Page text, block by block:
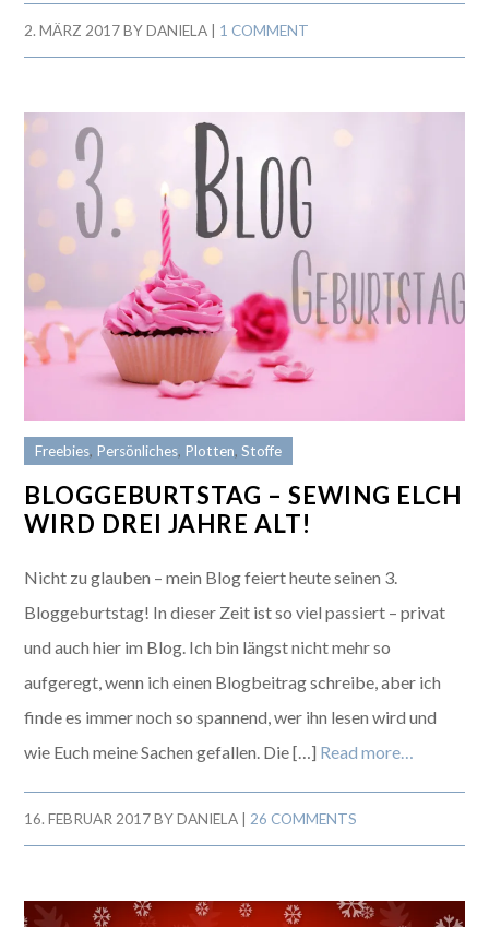
2. MÄRZ 2017BYDANIELA 1 COMMENT
Freebies, Persönliches, Plotten,Stoffe
BLOGGEBURTSTAG – SEWING ELCH
WIRD DREI JAHRE ALT!
Nicht zu glauben – mein Blog feiert heute seinen 3.
Bloggeburtstag! In dieser Zeit ist so viel passiert – privat
und auch hier im Blog. Ich bin längst nicht mehr so
aufgeregt, wenn ich einen Blogbeitrag schreibe, aber ich
finde es immer noch so spannend, wer ihn lesen wird und
wie Euch meine Sachen gefallen. Die […] Read more…
16. FEBRUAR 2017BYDANIELA | 26 COMMENTS